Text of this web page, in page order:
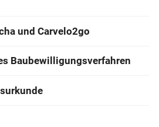
und Carvelo2go
Baubewilligungsverfahren